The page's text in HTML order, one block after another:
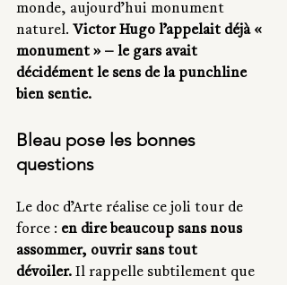
monde, aujourd’hui monument
naturel. Victor Hugo l’appelait déjà «
monument » — le gars avait
décidément le sens de la punchline
bien sentie.
Bleau pose les bonnes
questions
Le doc d’Arte réalise ce joli tour de
force : en dire beaucoup sans nous
assommer, ouvrir sans tout
dévoiler. Il rappelle subtilement que